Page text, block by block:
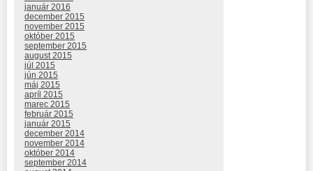
január 2016
december 2015
november 2015
október 2015
september 2015
august 2015
júl 2015
jún 2015
máj 2015
apríl 2015
marec 2015
február 2015
január 2015
december 2014
november 2014
október 2014
september 2014